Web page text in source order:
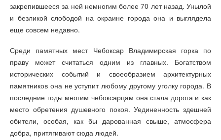
закрепившееся за ней немногим более 70 лет назад. Унылой
и безликой слободой на окраине города она и выглядела
еще совсем недавно.
Среди памятных мест Чебоксар Владимир­ская горка по
праву может считаться одним из главных. Богатством
исторических событий и своеобразием архитектурных
памятников она не уступит любому другому уголку города. В
последние годы многим чебоксарцам она стала дорога и как
место обретения душевного покоя. Уединенность здешней
обители, особая, как бы дарованная свыше, атмосфера
добра, притягивают сюда людей.